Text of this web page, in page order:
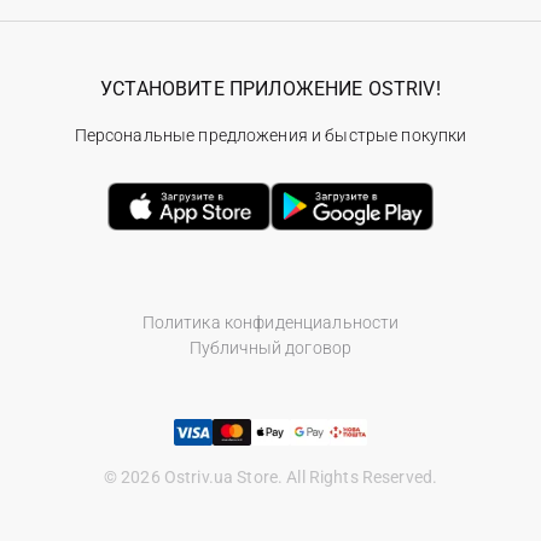
Политика конфиденциальности
Публичный договор
© 2026 Ostriv.ua Store. All Rights Reserved.
УСТАНОВИТЕ ПРИЛОЖЕНИЕ OSTRIV!
Персональные предложения и быстрые покупки